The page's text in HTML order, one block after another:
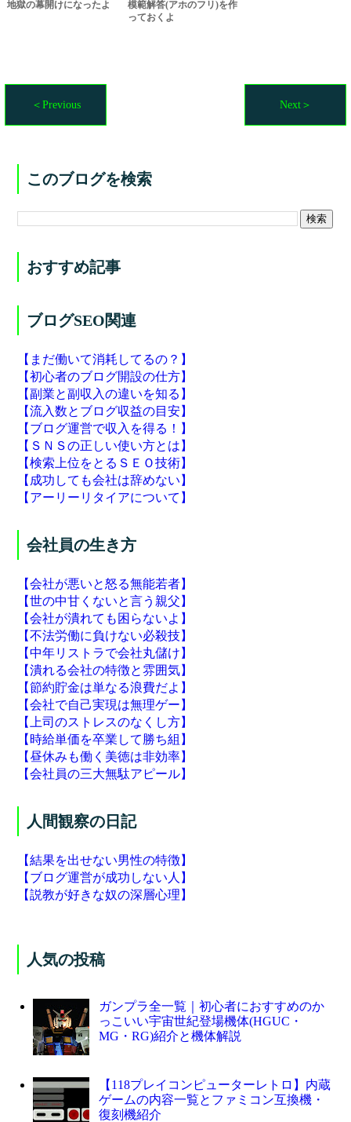
地獄の幕開けになったよ
模範解答(アホのフリ)を作
っておくよ
＜Previous Next＞
このブログを検索
おすすめ記事
ブログSEO関連
【まだ働いて消耗してるの？】
【初心者のブログ開設の仕方】
【副業と副収入の違いを知る】
【流入数とブログ収益の目安】
【ブログ運営で収入を得る！】
【ＳＮＳの正しい使い方とは】
【検索上位をとるＳＥＯ技術】
【成功しても会社は辞めない】
【アーリーリタイアについて】
会社員の生き方
【会社が悪いと怒る無能若者】
【世の中甘くないと言う親父】
【会社が潰れても困らないよ】
【不法労働に負けない必殺技】
【中年リストラで会社丸儲け】
【潰れる会社の特徴と雰囲気】
【節約貯金は単なる浪費だよ】
【会社で自己実現は無理ゲー】
【上司のストレスのなくし方】
【時給単価を卒業して勝ち組】
【昼休みも働く美徳は非効率】
【会社員の三大無駄アピール】
人間観察の日記
【結果を出せない男性の特徴】
【ブログ運営が成功しない人】
【説教が好きな奴の深層心理】
人気の投稿
ガンプラ全一覧｜初心者におすすめのか
っこいい宇宙世紀登場機体(HGUC・
MG・RG)紹介と機体解説
【118プレイコンピューターレトロ】内蔵
ゲームの内容一覧とファミコン互換機・
復刻機紹介